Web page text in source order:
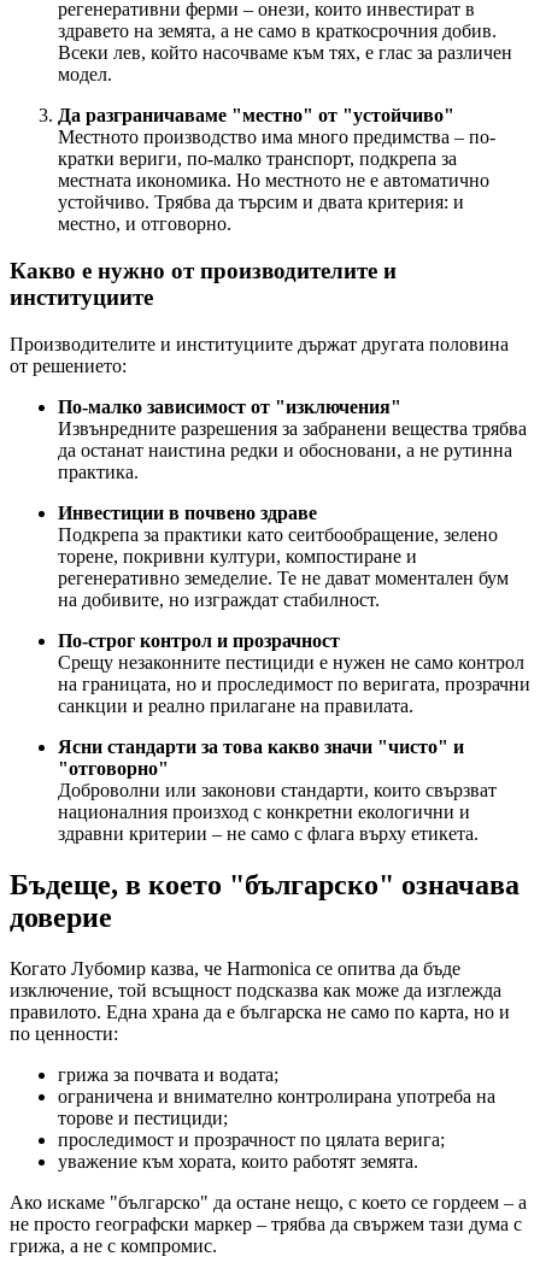
регенеративни ферми – онези, които инвестират в
здравето на земята, а не само в краткосрочния добив.
Всеки лев, който насочваме към тях, е глас за различен
модел.
Да разграничаваме "местно" от "устойчиво"
Местното производство има много предимства – по-
кратки вериги, по-малко транспорт, подкрепа за
местната икономика. Но местното не е автоматично
устойчиво. Трябва да търсим и двата критерия: и
местно, и отговорно.
Какво е нужно от производителите и
институциите
Производителите и институциите държат другата половина
от решението:
По-малко зависимост от "изключения"
Извънредните разрешения за забранени вещества трябва
да останат наистина редки и обосновани, а не рутинна
практика.
Инвестиции в почвено здраве
Подкрепа за практики като сеитбообращение, зелено
торене, покривни култури, компостиране и
регенеративно земеделие. Те не дават моментален бум
на добивите, но изграждат стабилност.
По-строг контрол и прозрачност
Срещу незаконните пестициди е нужен не само контрол
на границата, но и проследимост по веригата, прозрачни
санкции и реално прилагане на правилата.
Ясни стандарти за това какво значи "чисто" и
"отговорно"
Доброволни или законови стандарти, които свързват
националния произход с конкретни екологични и
здравни критерии – не само с флага върху етикета.
Бъдеще, в което "българско" означава
доверие
Когато Лубомир казва, че Harmonica се опитва да бъде
изключение, той всъщност подсказва как може да изглежда
правилото. Една храна да е българска не само по карта, но и
по ценности:
грижа за почвата и водата;
ограничена и внимателно контролирана употреба на
торове и пестициди;
проследимост и прозрачност по цялата верига;
уважение към хората, които работят земята.
Ако искаме "българско" да остане нещо, с което се гордеем – а
не просто географски маркер – трябва да свържем тази дума с
грижа, а не с компромис.